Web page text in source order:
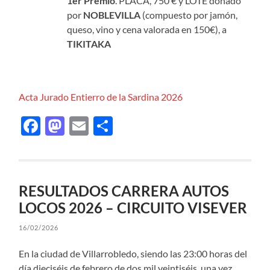
por NOBLEVILLA (compuesto por jamón,
queso, vino y cena valorada en 150€), a
TIKITAKA
Acta Jurado Entierro de la Sardina 2026
Facebook
Mastodon
Email
RESULTADOS CARRERA AUTOS
LOCOS 2026 – CIRCUITO VISEVER
16/02/2026
En la ciudad de Villarrobledo, siendo las 23:00 horas del